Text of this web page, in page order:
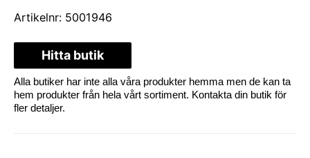
Artikelnr: 5001946
Hitta butik
Alla butiker har inte alla våra produkter hemma men de kan ta
hem produkter från hela vårt sortiment. Kontakta din butik för
fler detaljer.